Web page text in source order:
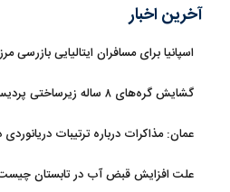
آخرین اخبار
اسپانیا برای مسافران ایتالیایی بازرسی
گشایش گره‌های ۸ ساله زیرساختی پردیس با شتابدهی توسعه
عمان: مذاکرات درباره ترتیبات
علت افزایش قبض آب در تابستان